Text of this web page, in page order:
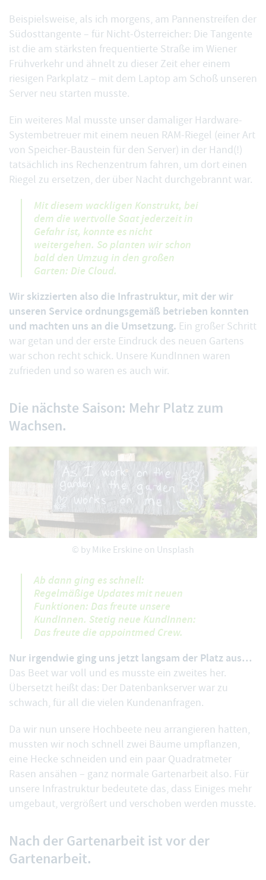
Beispielsweise, als ich morgens, am Pannenstreifen der
Südosttangente – für Nicht-Österreicher: Die Tangente
ist die am stärksten frequentierte Straße im Wiener
Frühverkehr und ähnelt zu dieser Zeit eher einem
riesigen Parkplatz – mit dem Laptop am Schoß unseren
Server neu starten musste.
Ein weiteres Mal musste unser damaliger Hardware-
Systembetreuer mit einem neuen RAM-Riegel (einer Art
von Speicher-Baustein für den Server) in der Hand(!)
tatsächlich ins Rechenzentrum fahren, um dort einen
Riegel zu ersetzen, der über Nacht durchgebrannt war.
Mit diesem wackligen Konstrukt, bei
dem die wertvolle Saat jederzeit in
Gefahr ist, konnte es nicht
weitergehen. So planten wir schon
bald den Umzug in den großen
Garten: Die Cloud.
Wir skizzierten also die Infrastruktur, mit der wir
unseren Service ordnungsgemäß betrieben konnten
und machten uns an die Umsetzung. Ein großer Schritt
war getan und der erste Eindruck des neuen Gartens
war schon recht schick. Unsere KundInnen waren
zufrieden und so waren es auch wir.
Die nächste Saison: Mehr Platz zum
Wachsen.
© by Mike Erskine on Unsplash
Ab dann ging es schnell:
Regelmäßige Updates mit neuen
Funktionen: Das freute unsere
KundInnen. Stetig neue KundInnen:
Das freute die appointmed Crew.
Nur irgendwie ging uns jetzt langsam der Platz aus…
Das Beet war voll und es musste ein zweites her.
Übersetzt heißt das: Der Datenbankserver war zu
schwach, für all die vielen Kundenanfragen.
Da wir nun unsere Hochbeete neu arrangieren hatten,
mussten wir noch schnell zwei Bäume umpflanzen,
eine Hecke schneiden und ein paar Quadratmeter
Rasen ansähen – ganz normale Gartenarbeit also. Für
unsere Infrastruktur bedeutete das, dass Einiges mehr
umgebaut, vergrößert und verschoben werden musste.
Nach der Gartenarbeit ist vor der
Gartenarbeit.